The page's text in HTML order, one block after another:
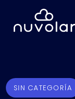
SIN CATEGORÍA